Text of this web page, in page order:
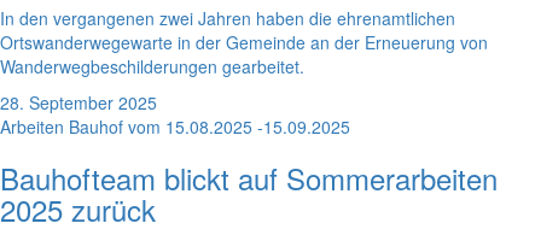
In den vergangenen zwei Jahren haben die ehrenamtlichen
Ortswanderwegewarte in der Gemeinde an der Erneuerung von
Wanderwegbeschilderungen gearbeitet.
28. September 2025
Arbeiten Bauhof vom 15.08.2025 -15.09.2025
Bauhofteam blickt auf Sommerarbeiten
2025 zurück